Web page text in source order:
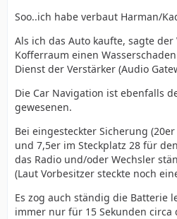
Soo..ich habe verbaut Harman/
Als ich das Auto kaufte, sagte der
Kofferraum einen
Dienst der Verstärker (Audio
Die Car Navigation ist ebenfalls
gewesenen.
Bei eingesteckter Sicherung
und 7,5er im Steckplatz 28 für
das Radio und/oder Wechsler
(Laut Vorbesitzer steckte noch
Es zog auch ständig die Batterie
immer nur für 15 Sekunden circa